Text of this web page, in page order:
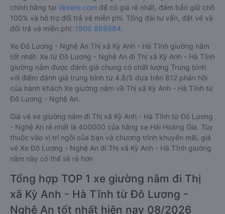
chính hãng tại Vexere.com để có giá rẻ nhất, đảm bảo giữ chỗ
100% và hỗ trợ đổi trả vé miễn phí. Tổng đài tư vấn, đặt vé và
đổi trả vé miễn phí: 1900 888684.
Xe Đô Lương - Nghệ An Thị xã Kỳ Anh - Hà Tĩnh giường nằm
tốt nhất: Xe từ Đô Lương - Nghệ An đi Thị xã Kỳ Anh - Hà Tĩnh
giường nằm được đánh giá chung có chất lượng Trung bình
với điểm đánh giá trung bình từ 4.8/5 dựa trên 812 phản hồi
của hành khách Xe giường nằm về Thị xã Kỳ Anh - Hà Tĩnh từ
Đô Lương - Nghệ An.
Giá vé xe giường nằm đi Thị xã Kỳ Anh - Hà Tĩnh từ Đô Lương
- Nghệ An rẻ nhất là 400000 của hãng xe Hải Hoàng Gia. Tùy
thuộc vào vị trí ngồi của bạn và chương trình khuyến mãi, giá
vé Xe Đô Lương - Nghệ An đi Thị xã Kỳ Anh - Hà Tĩnh giường
nằm này có thể sẽ rẻ hơn
Tổng hợp TOP 1 xe giường nằm đi Thị
xã Kỳ Anh - Hà Tĩnh từ Đô Lương -
Nghệ An tốt nhất hiện nay 08/2026